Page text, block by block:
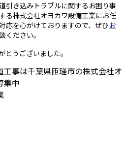
引き込みトラブルに関するお困り事
る株式会社オヨカワ設備工業にお任
応を心がけておりますので、ぜひお
ください。
うございました。
事は千葉県匝瑳市の株式会社オ
集中